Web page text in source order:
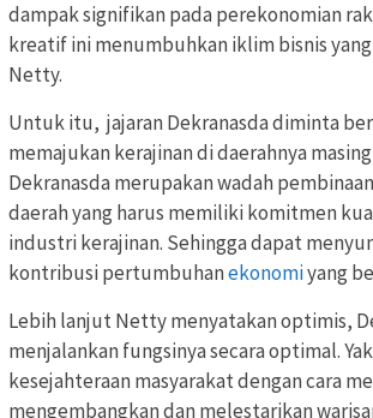
dampak signifikan pada perekonomian
kreatif ini menumbuhkan iklim bisnis
Netty.
Untuk itu, jajaran Dekranasda diminta
memajukan kerajinan di daerahnya
Dekranasda merupakan wadah
daerah yang harus memiliki komitmen
industri kerajinan. Sehingga dapat
kontribusi pertumbuhanekonomiyang
Lebih lanjut Netty menyatakan optimis,
menjalankan fungsinya secara optimal.
kesejahteraan masyarakat dengan cara
mengembangkan dan melestarikan